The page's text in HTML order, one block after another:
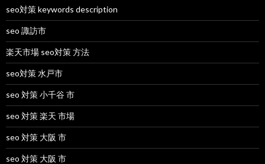
seo対策 keywords description
seo 諏訪市
楽天市場 seo対策 方法
seo対策 水戸市
seo 対策 小千谷 市
seo 対策 楽天 市場
seo 対策 大阪 市
seo 対策 大阪 市